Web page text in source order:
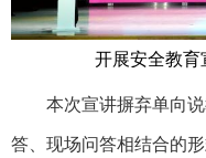
开展安全教育
本次宣讲摒弃单向说
答、现场问答相结合的